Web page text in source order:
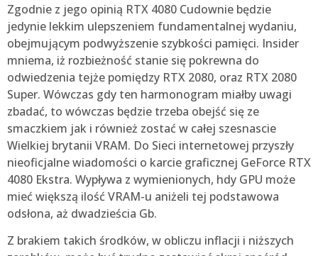
Zgodnie z jego opinią RTX 4080 Cudownie będzie
jedynie lekkim ulepszeniem fundamentalnej wydaniu,
obejmującym podwyższenie szybkości pamięci. Insider
mniema, iż rozbieżność stanie się pokrewna do
odwiedzenia tejże pomiędzy RTX 2080, oraz RTX 2080
Super. Wówczas gdy ten harmonogram miałby uwagi
zbadać, to wówczas będzie trzeba obejść się ze
smaczkiem jak i również zostać w całej szesnascie
Wielkiej brytanii VRAM. Do Sieci internetowej przyszły
nieoficjalne wiadomości o karcie graficznej GeForce RTX
4080 Ekstra. Wypływa z wymienionych, hdy GPU może
mieć większą ilość VRAM-u aniżeli tej podstawowa
odsłona, aż dwadzieścia Gb.
Z brakiem takich środków, w obliczu inflacji i niższych